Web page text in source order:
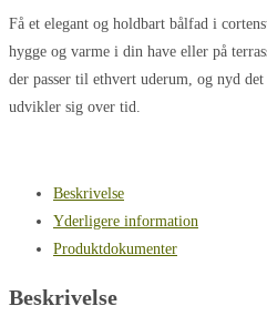
Få et elegant og holdbart bålfad i
hygge og varme i din have eller på
der passer til ethvert uderum, og nyd
udvikler sig over tid.
Beskrivelse
Yderligere information
Produktdokumenter
Beskrivelse